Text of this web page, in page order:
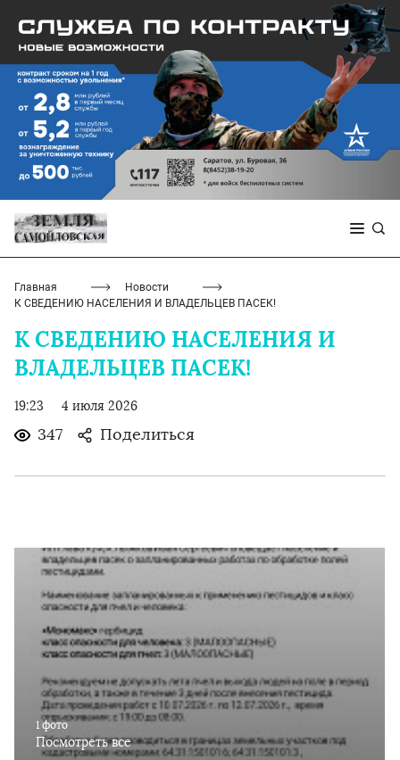
Главная
Новости
К СВЕДЕНИЮ НАСЕЛЕНИЯ И ВЛАДЕЛЬЦЕВ ПАСЕК!
К СВЕДЕНИЮ НАСЕЛЕНИЯ И
ВЛАДЕЛЬЦЕВ ПАСЕК!
19:23 4 июля 2026
347 Поделиться
1 фото
Посмотреть все